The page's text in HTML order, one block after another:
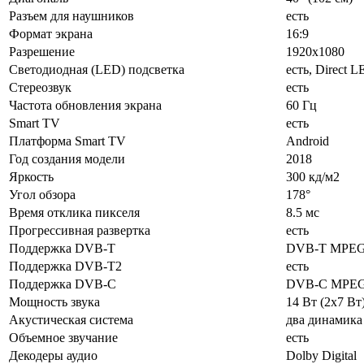
Разъем для наушников
есть
Формат экрана
16:9
Разрешение
1920x1080
Светодиодная (LED) подсветка
есть, Direct
Стереозвук
есть
Частота обновления экрана
60 Гц
Smart TV
есть
Платформа Smart TV
Android
Год создания модели
2018
Яркость
300 кд/м2
Угол обзора
178°
Время отклика пикселя
8.5 мс
Прогрессивная развертка
есть
Поддержка DVB-T
DVB-T
Поддержка DVB-T2
есть
Поддержка DVB-C
DVB-C
Мощность звука
14 Вт (2x7
Акустическая система
два динамика
Объемное звучание
есть
Декодеры аудио
Dolby Digital